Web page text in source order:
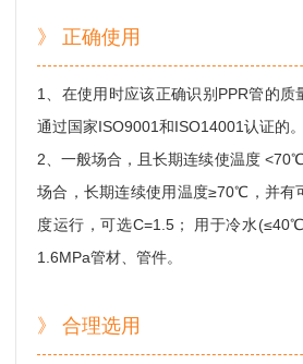
》 正确使用
1、在使用时应该正确识别PPR管的质
通过国家ISO9001和ISO14001认证的。
2、一般场合，且长期连续使温度
场合，长期连续使用温度≥70℃，并有
度运行，可选C=1.5； 用于冷水
1.6MPa管材、管件。
》 合理选用